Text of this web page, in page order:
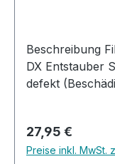
Beschreibung Filterpatrone für Record Power
DX Entstauber Serie. Der Filter
defekt
Beschädigungen.
Regulärer Preis:
27,95 €
Preise inkl. MwSt.